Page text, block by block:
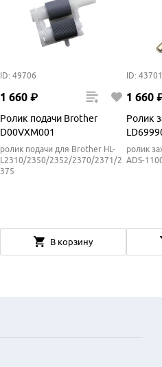
ID: 49706
1 660 ₽
Ролик подачи Brother
D00VXM001
ролик подачи для Brother HL-
L2310/2350/2352/2370/2371/2
375
В корзину
ID:
1 660
Ролик
ролик
ADS-